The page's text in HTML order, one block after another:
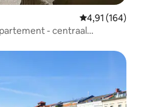
Gemiddelde
4,91 (164)
- centraal